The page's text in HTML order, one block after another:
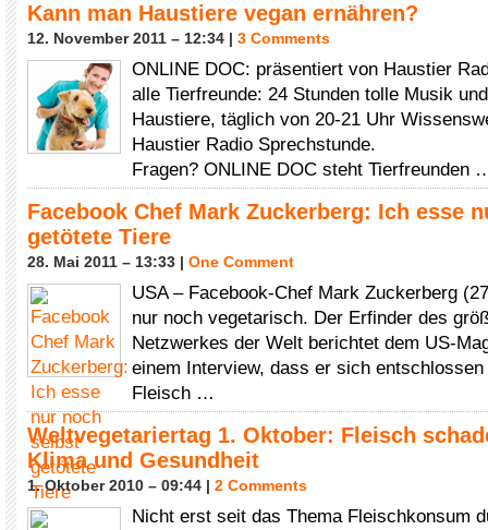
Kann man Haustiere vegan ernähren?
12. November 2011 – 12:34 | 3 Comments
ONLINE DOC: präsentiert von Haustier
alle Tierfreunde: 24 Stunden tolle Musik
Haustiere, täglich von 20-21 Uhr
Haustier Radio Sprechstunde.
Fragen? ONLINE DOC steht Tierfreunden
Facebook Chef Mark Zuckerberg: Ich esse
getötete Tiere
28. Mai 2011 – 13:33 | One Comment
USA – Facebook-Chef Mark Zuckerberg
nur noch vegetarisch. Der Erfinder des
Netzwerkes der Welt berichtet dem US-
einem Interview, dass er sich
Fleisch …
Weltvegetariertag 1. Oktober: Fleisch
Klima und Gesundheit
1. Oktober 2010 – 09:44 | 2 Comments
Nicht erst seit das Thema Fleischkonsum